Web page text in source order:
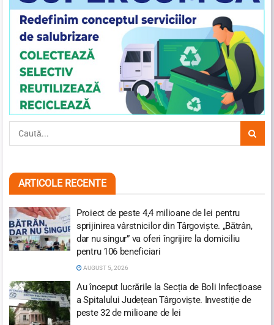
ARTICOLE RECENTE
Proiect de peste 4,4 milioane de lei pentru
sprijinirea vârstnicilor din Târgoviște. „Bătrân,
dar nu singur” va oferi îngrijire la domiciliu
pentru 106 beneficiari
AUGUST 5, 2026
Au început lucrările la Secția de Boli Infecțioase
a Spitalului Județean Târgoviște. Investiție de
peste 32 de milioane de lei